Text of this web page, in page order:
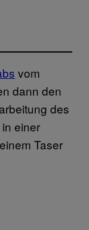
vom
dann den
des
einer
Taser